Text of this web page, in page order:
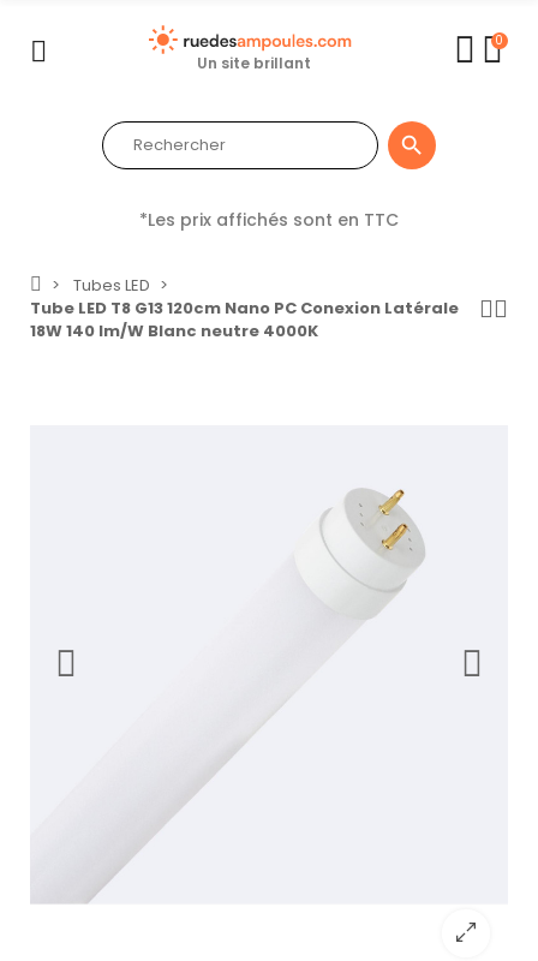
Un site brillant
0

*Les prix affichés sont en TTC
Tubes LED
Tube LED T8 G13 120cm Nano PC Conexion Latérale
18W 140 lm/W Blanc neutre 4000K